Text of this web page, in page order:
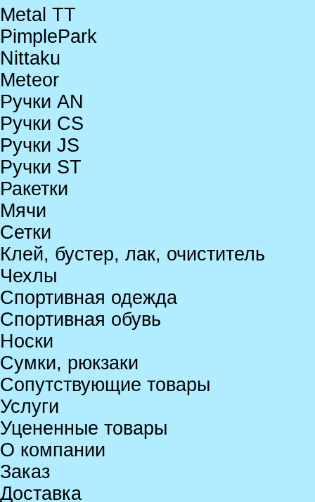
Metal TT
PimplePark
Nittaku
Meteor
Ручки AN
Ручки CS
Ручки JS
Ручки ST
Ракетки
Мячи
Сетки
Клей, бустер, лак, очиститель
Чехлы
Спортивная одежда
Спортивная обувь
Носки
Сумки, рюкзаки
Сопутствующие товары
Услуги
Уцененные товары
О компании
Заказ
Доставка